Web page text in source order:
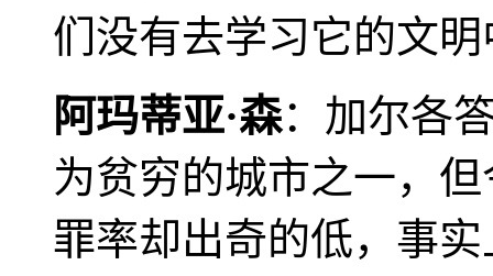
们没有去学习它的文
阿玛蒂亚·森：加尔各
为贫穷的城市之一，
罪率却出奇的低，事